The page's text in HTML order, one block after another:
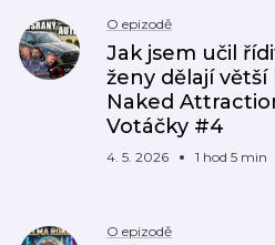
O epizodě
Jak jsem učil
ženy dělají
Naked
Votáčky #4
4. 5. 2026 1 hod 5 min
O epizodě